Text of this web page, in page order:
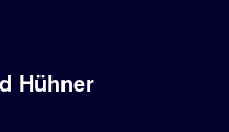
Hühner